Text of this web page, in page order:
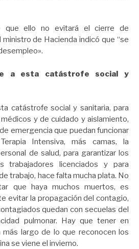
que ello no evitará el cierre de
de Hacienda indicó que “se
a esta catástrofe social y
catástrofe social y sanitaria, para
y de cuidado y aislamiento,
emergencia que puedan funcionar
Intensiva, más camas, la
de salud, para garantizar los
trabajadores licenciados y para
trabajo, hace falta mucha plata. No
que haya muchos muertos, es
evitar la propagación del contagio,
quedan con secuelas del
pulmonar. Hay que tener en
largo de lo que reconocen los
se viene el invierno.